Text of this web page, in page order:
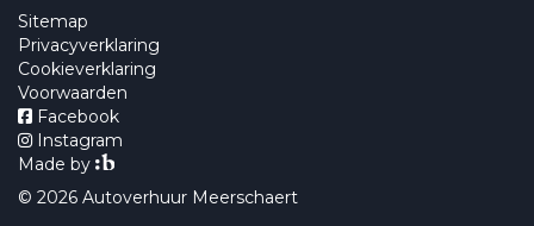
© 2026 Autoverhuur Meerschaert
Sitemap
Privacyverklaring
Cookieverklaring
Voorwaarden
Facebook
Instagram
Made by